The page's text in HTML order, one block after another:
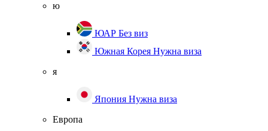
ю
ЮАР Без виз
Южная Корея Нужна виза
я
Япония Нужна виза
Европа